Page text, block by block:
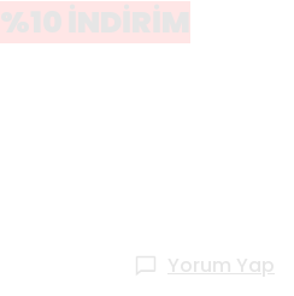
İNDİRİM
Yorum Yap